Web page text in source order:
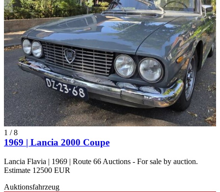
1 /8
1969 | Lancia 2000 Coupe
Lancia Flavia | 1969 | Route 66 Auctions - For sale by auction.
Estimate 12500 EUR
Auktionsfahrzeug